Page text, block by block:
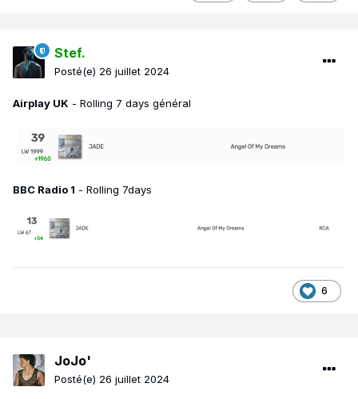
Stef.
Posté(e) 26 juillet 2024
Airplay UK - Rolling 7 days général
BBC Radio 1 - Rolling 7days
6
JoJo'
Posté(e) 26 juillet 2024